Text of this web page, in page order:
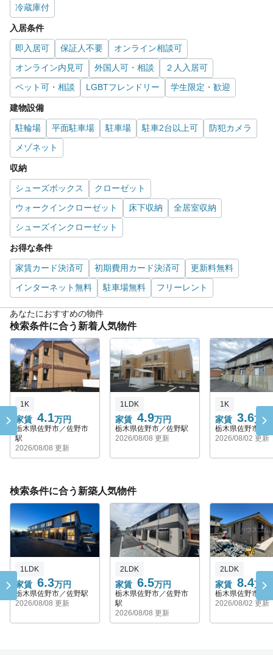
冷蔵庫付
入居条件
即入居可 保証人不要
オンライン相談可
オンライン内見可
外国人可・相談
２人入居可
ペット可・相談
LGBTフレンドリー 学生限定・歓迎
建物設備
駐輪場 平面駐車場 駐車場 駐車2台以上可
防犯カメラ
メゾネット
収納
シューズボックス
クローゼット
ウォークインクローゼット
床下収納
全居室収納
シューズインクローゼット
お得な条件
家賃カード決済可 初期費用カード決済可
更新料無料
インターネット無料
駐車場無料 フリーレント
あなたにおすすめの物件
検索条件に合う新着人気物件
1K
家賃 4.1万円
栃木県佐野市／佐野市
駅
2026/08/08 更新
1LDK
家賃 4.9万円
栃木県佐野市／佐野駅
2026/08/08 更新
1K
家賃 3.6万円
栃木県佐野市／
2026/08/02 更新
検索条件に合う新築人気物件
1LDK
家賃 6.3万円
栃木県佐野市／佐野駅
2026/08/08 更新
2LDK
家賃 6.5万円
栃木県佐野市／佐野市
駅
2026/08/08 更新
2LDK
家賃 8.4万円
栃木県佐野市／
2026/08/02 更新